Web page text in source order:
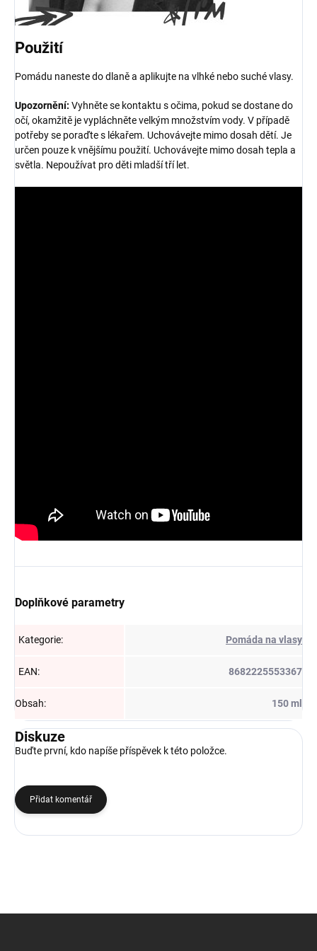
Použití
Pomádu naneste do dlaně a aplikujte na vlhké nebo suché vlasy.
Upozornění: Vyhněte se kontaktu s očima, pokud se dostane do
očí, okamžitě je vypláchněte velkým množstvím vody. V případě
potřeby se poraďte s lékařem. Uchovávejte mimo dosah dětí. Je
určen pouze k vnějšímu použití. Uchovávejte mimo dosah tepla a
světla. Nepoužívat pro děti mladší tří let.
Doplňkové parametry
Kategorie: Pomáda na vlasy
EAN: 8682225553367
Obsah: 150 ml
Diskuze
Buďte první, kdo napíše příspěvek k této položce.
Přidat komentář